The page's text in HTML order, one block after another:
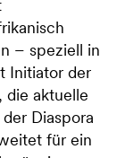
– speziell in
Initiator der
die aktuelle
Diaspora
für ein